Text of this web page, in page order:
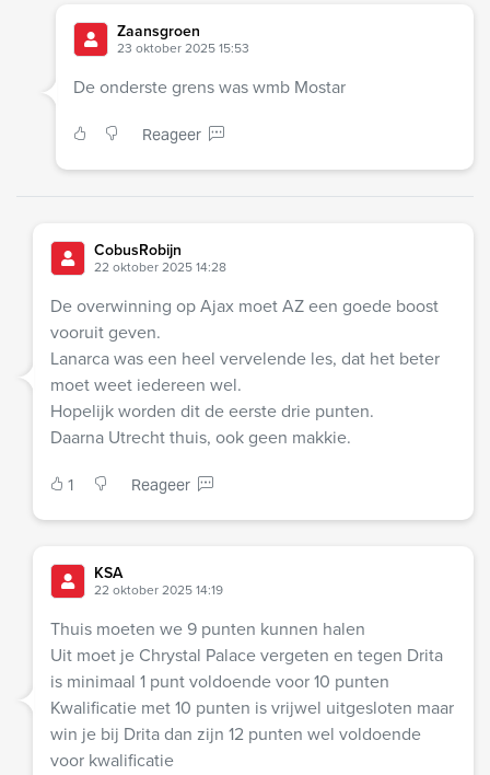
Zaansgroen
23 oktober 2025 15:53
De onderste grens was wmb Mostar
Reageer
CobusRobijn
22 oktober 2025 14:28
De overwinning op Ajax moet AZ een goede boost
vooruit geven.
Lanarca was een heel vervelende les, dat het beter
moet weet iedereen wel.
Hopelijk worden dit de eerste drie punten.
Daarna Utrecht thuis, ook geen makkie.
1 Reageer
KSA
22 oktober 2025 14:19
Thuis moeten we 9 punten kunnen halen
Uit moet je Chrystal Palace vergeten en tegen Drita
is minimaal 1 punt voldoende voor 10 punten
Kwalificatie met 10 punten is vrijwel uitgesloten maar
win je bij Drita dan zijn 12 punten wel voldoende
voor kwalificatie